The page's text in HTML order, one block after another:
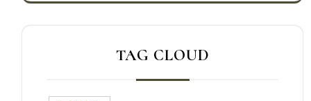
TAG CLOUD